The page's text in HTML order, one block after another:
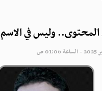
المحتوى.. وليس في الاسم